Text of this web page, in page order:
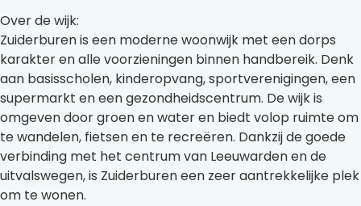
Over de wijk:
Zuiderburen is een moderne woonwijk met een dorps
karakter en alle voorzieningen binnen handbereik. Denk
aan basisscholen, kinderopvang, sportverenigingen, een
supermarkt en een gezondheidscentrum. De wijk is
omgeven door groen en water en biedt volop ruimte om
te wandelen, fietsen en te recreëren. Dankzij de goede
verbinding met het centrum van Leeuwarden en de
uitvalswegen, is Zuiderburen een zeer aantrekkelijke plek
om te wonen.